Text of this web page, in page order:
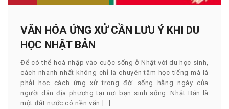
VĂN HÓA ỨNG XỬ CẦN LƯU Ý KHI DU
HỌC NHẬT BẢN
Để có thể hoà nhập vào cuộc sống ở Nhật với du học sinh,
cách nhanh nhất không chỉ là chuyên tâm học tiếng mà là
phải học cách ứng xử trong đời sống hằng ngày của
người dân địa phương tại nơi bạn sinh sống. Nhật Bản là
một đất nước có nền văn […]